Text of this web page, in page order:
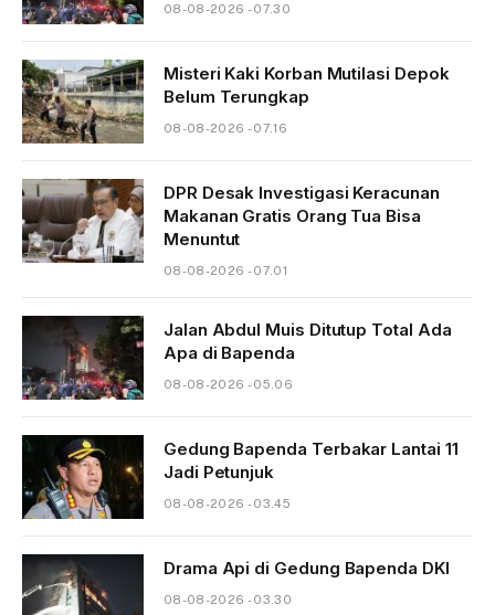
08-08-2026 - 07.30
Misteri Kaki Korban Mutilasi Depok
Belum Terungkap
08-08-2026 - 07.16
DPR Desak Investigasi Keracunan
Makanan Gratis Orang Tua Bisa
Menuntut
08-08-2026 - 07.01
Jalan Abdul Muis Ditutup Total Ada
Apa di Bapenda
08-08-2026 - 05.06
Gedung Bapenda Terbakar Lantai 11
Jadi Petunjuk
08-08-2026 - 03.45
Drama Api di Gedung Bapenda DKI
08-08-2026 - 03.30